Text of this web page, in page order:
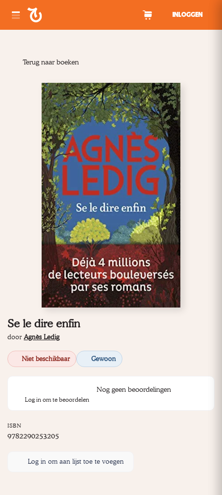
INLOGGEN
Terug naar boeken
Se le dire enfin
door Agnès Ledig
Niet beschikbaar Gewoon
Nog geen beoordelingen
Log in om te beoordelen
ISBN
9782290253205
Log in om aan lijst toe te voegen